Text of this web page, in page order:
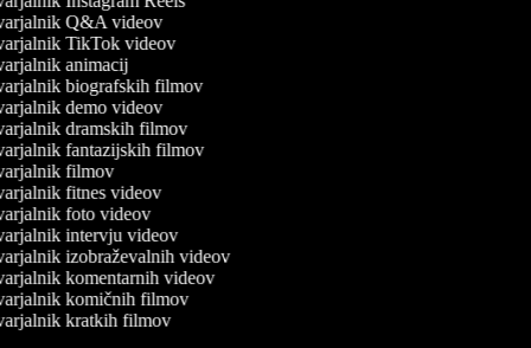
Q&A videov
TikTok videov
animacij
biografskih filmov
demo videov
dramskih filmov
fantazijskih filmov
filmov
fitnes videov
foto videov
intervju videov
izobraževalnih videov
komentarnih videov
komičnih filmov
kratkih filmov